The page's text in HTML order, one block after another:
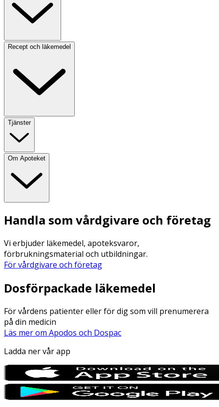
Recept och läkemedel
Tjänster
Om Apoteket
Handla som vårdgivare och företag
Vi erbjuder läkemedel, apoteksvaror,
förbrukningsmaterial och utbildningar.
För vårdgivare och företag
Dosförpackade läkemedel
För vårdens patienter eller för dig som vill prenumerera
på din medicin
Läs mer om Apodos och Dospac
Ladda ner vår app